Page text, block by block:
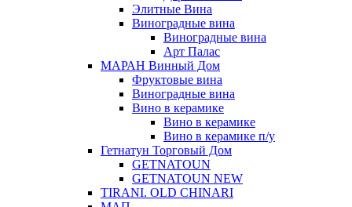
Элитные Вина
Виноградные вина
Виноградные вина
Арт Палас
МАРАН Винный Дом
Фруктовые вина
Виноградные вина
Вино в керамике
Вино в керамике
Вино в керамике п/у
Гетнатун Торговый Дом
GETNATOUN
GETNATOUN NEW
TIRANI. OLD CHINARI